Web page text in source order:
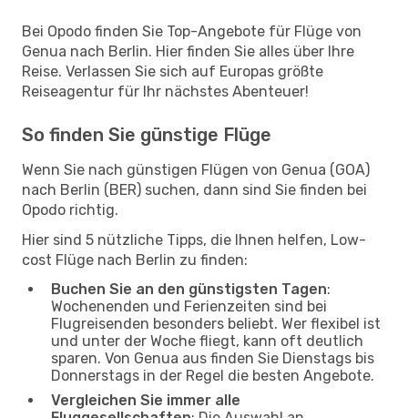
Bei Opodo finden Sie Top-Angebote für Flüge von
Genua nach Berlin. Hier finden Sie alles über Ihre
Reise. Verlassen Sie sich auf Europas größte
Reiseagentur für Ihr nächstes Abenteuer!
So finden Sie günstige Flüge
Wenn Sie nach günstigen Flügen von Genua (GOA)
nach Berlin (BER) suchen, dann sind Sie finden bei
Opodo richtig.
Hier sind 5 nützliche Tipps, die Ihnen helfen, Low-
cost Flüge nach Berlin zu finden:
Buchen Sie an den günstigsten Tagen:
Wochenenden und Ferienzeiten sind bei
Flugreisenden besonders beliebt. Wer flexibel ist
und unter der Woche fliegt, kann oft deutlich
sparen. Von Genua aus finden Sie Dienstags bis
Donnerstags in der Regel die besten Angebote.
Vergleichen Sie immer alle